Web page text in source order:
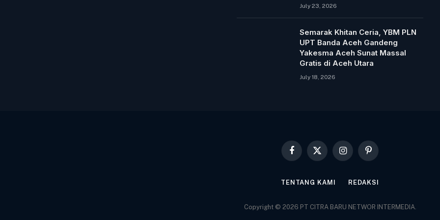
July 23, 2026
Semarak Khitan Ceria, YBM PLN
UPT Banda Aceh Gandeng
Yakesma Aceh Sunat Massal
Gratis di Aceh Utara
July 18, 2026
Facebook
X
InstagramPinterest
TENTANG KAMI REDAKSI
Copyright © 2026 PT CITRA BARU NETWOR INTERMEDIA.